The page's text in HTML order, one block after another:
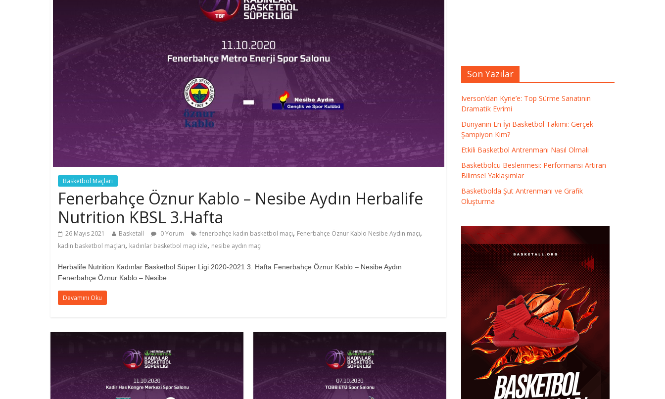
Basketbol Maçları
Fenerbahçe Öznur Kablo – Nesibe Aydın Herbalife
Nutrition KBSL 3.Hafta
26 Mayıs 2021 Basketall 0 Yorum fenerbahçe kadın basketbol maçı, Fenerbahçe Öznur Kablo Nesibe Aydın maçı,
kadın basketbol maçları, kadınlar basketbol maçı izle, nesibe aydın maçı
Herbalife Nutrition Kadınlar Basketbol Süper Ligi 2020-2021 3. Hafta Fenerbahçe Öznur Kablo – Nesibe Aydın
Fenerbahçe Öznur Kablo – Nesibe
Devamını Oku
Son Yazılar
Iverson’dan Kyrie’e: Top Sürme Sanatının
Dramatik Evrimi
Dünyanın En İyi Basketbol Takımı: Gerçek
Şampiyon Kim?
Etkili Basketbol Antrenmanı Nasıl Olmalı
Basketbolcu Beslenmesi: Performansı Artıran
Bilimsel Yaklaşımlar
Basketbolda Şut Antrenmanı ve Grafik
Oluşturma